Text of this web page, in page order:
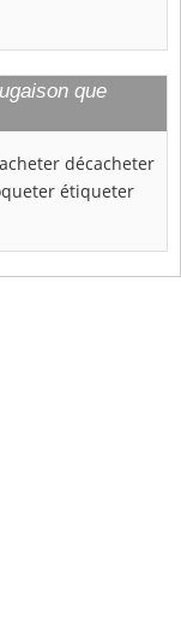
que
décacheter
étiqueter